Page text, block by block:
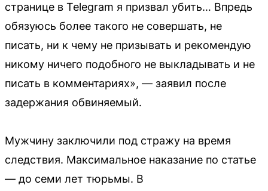
странице в Telegram я призвал убить… Впредь
обязуюсь более такого не совершать, не
писать, ни к чему не призывать и рекомендую
никому ничего подобного не выкладывать и не
писать в комментариях», — заявил после
задержания обвиняемый.
Мужчину заключили под стражу на время
следствия. Максимальное наказание по статье
— до семи лет тюрьмы. В